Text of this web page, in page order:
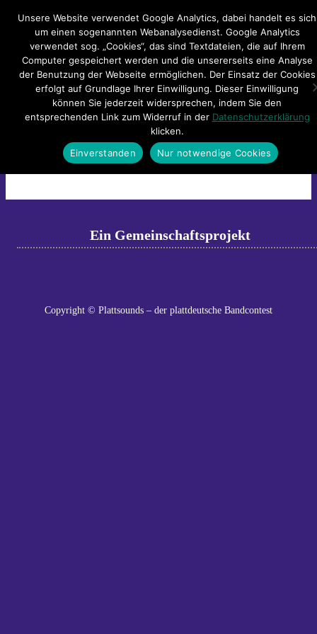
Impressum Datenschutzerklärung
Teilnahmebedingungen
Sitemap
Kontakt
header-slider-plattsounds
header-slider-plattsounds
Next→
Ein Gemeinschaftsprojekt
Copyright © Plattsounds – der plattdeutsche Bandcontest
Hauptmenü
Unsere Website verwendet Google Analytics, dabei handelt es sich
um einen sogenannten Webanalysedienst. Google Analytics
verwendet sog. „Cookies“, das sind Textdateien, die auf Ihrem
Computer gespeichert werden und die unsererseits eine Analyse
der Benutzung der Webseite ermöglichen. Der Einsatz der Cookies
erfolgt auf Grundlage Ihrer Einwilligung. Dieser Einwilligung
können Sie jederzeit widersprechen, indem Sie den
entsprechenden Link zum Widerruf in der Datenschutzerklärung
klicken.
Einverstanden
Nur notwendige Cookies